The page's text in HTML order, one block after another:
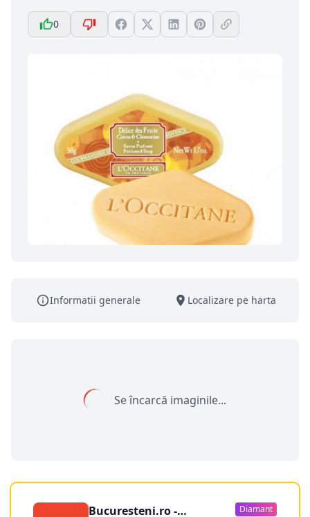
0
Informatii generale Localizare pe harta
Se încarcă imaginile...
Bucuresteni.ro - Diamant